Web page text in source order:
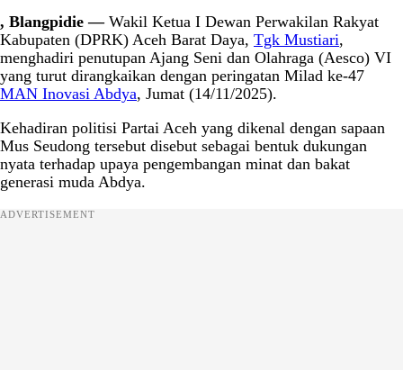
, Blangpidie —Wakil Ketua I Dewan Perwakilan Rakyat
Kabupaten (DPRK) Aceh Barat Daya, Tgk Mustiari,
menghadiri penutupan Ajang Seni dan Olahraga (Aesco) VI
yang turut dirangkaikan dengan peringatan Milad ke-47
MAN Inovasi Abdya, Jumat (14/11/2025).
Kehadiran politisi Partai Aceh yang dikenal dengan sapaan
Mus Seudong tersebut disebut sebagai bentuk dukungan
nyata terhadap upaya pengembangan minat dan bakat
generasi muda Abdya.
ADVERTISEMENT